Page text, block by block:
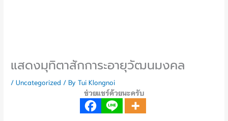
แสดงมุทิตาสักการะอายุวัฒนมงคล
/Uncategorized / ByTui Klongnoi
ช่วยแชร์ด้วยนะครับ